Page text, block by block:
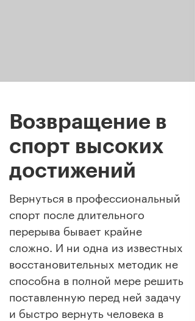
Возвращение в
спорт высоких
достижений
Вернуться в профессиональный
спорт после длительного
перерыва бывает крайне
сложно. И ни одна из известных
восстановительных методик не
способна в полной мере решить
поставленную перед ней задачу
и быстро вернуть человека в